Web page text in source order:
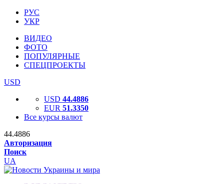
РУС
УКР
ВИДЕО
ФОТО
ПОПУЛЯРНЫЕ
СПЕЦПРОЕКТЫ
USD
USD 44.4886
EUR 51.3350
Все курсы валют
44.4886
Авторизация
Поиск
UA